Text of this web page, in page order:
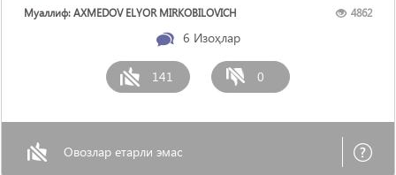
Муаллиф: AXMEDOV ELYOR MIRKOBILOVICH 4862
6 Изоҳлар
141 0
Овозлар етарли эмас